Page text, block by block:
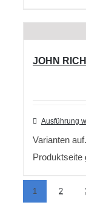
JOHN
Ausführung
Varianten
Produktseite
1 2